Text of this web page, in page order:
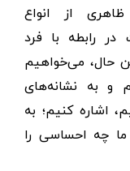
از انواع
رابطه با فرد
حال، می‌خواهیم
و به نشانه‌های
اشاره کنیم؛ به
ما چه احساسی را